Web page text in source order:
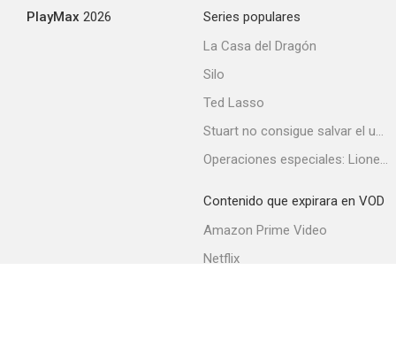
PlayMax 2026
Series populares
La Casa del Dragón
Silo
Ted Lasso
Stuart no consigue salvar el universo
Operaciones especiales: Lioness
Contenido que expirara en VOD
Amazon Prime Video
Netflix